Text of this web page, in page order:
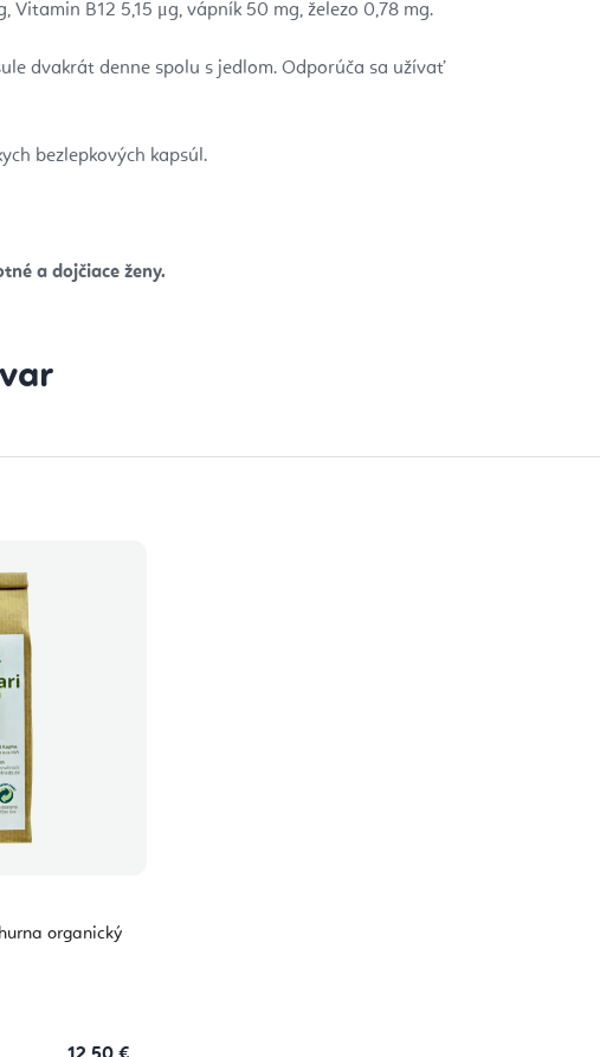
Vitamin B12 5,15 μg, vápník 50 mg, železo 0,78 mg.
dvakrát denne spolu s jedlom. Odporúča sa užívať
bezlepkových kapsúl.
a dojčiace ženy.
organický